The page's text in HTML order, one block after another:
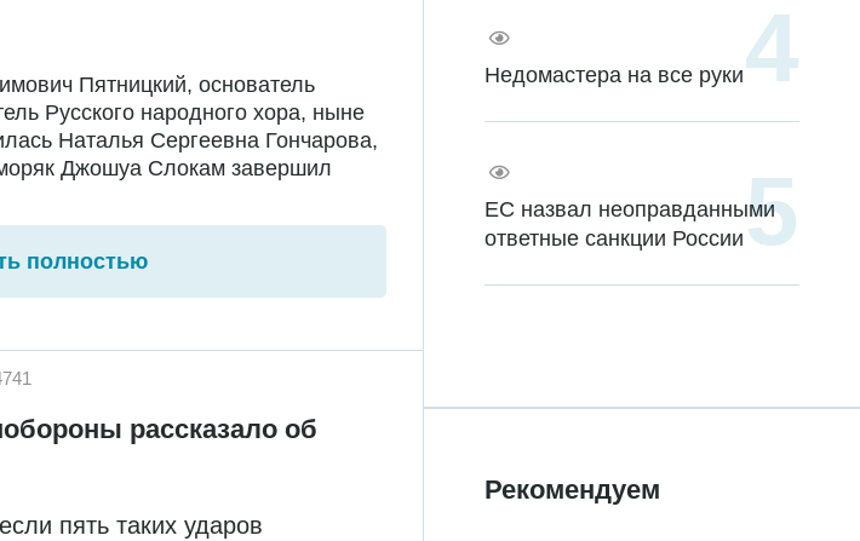
Пятницкий, основатель
Русского народного хора, ныне
Наталья Сергеевна Гончарова,
Джошуа Слокам завершил
полностью
рассказало об
пять таких ударов
Недомастера на все руки
ЕС назвал неоправданными
ответные санкции России
Рекомендуем